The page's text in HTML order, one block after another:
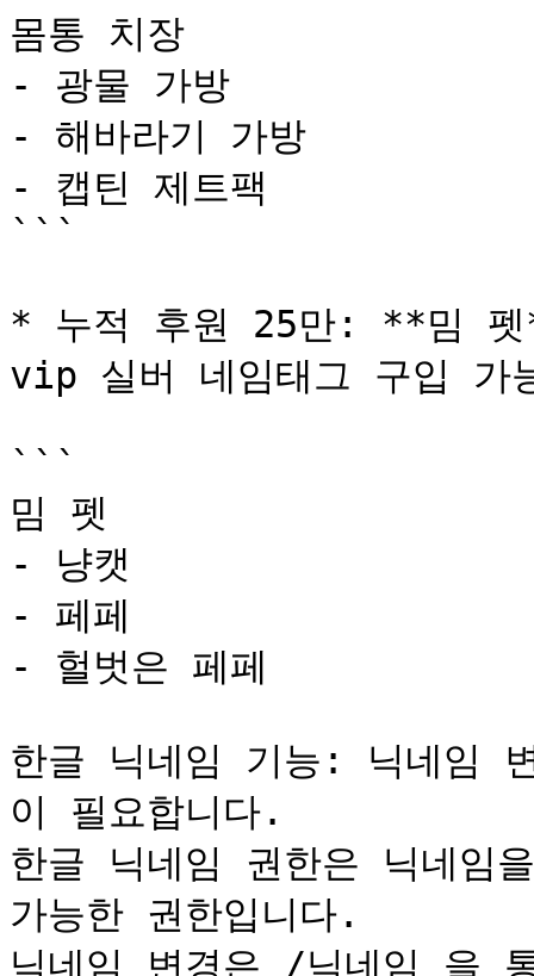
몸통 치장
- 광물 가방
- 해바라기 가방
- 캡틴 제트팩
```
* 누적 후원 25만: **밈
vip 실버 네임태그 구입 가
```
밈 펫
- 냥캣
- 페페
- 헐벗은 페페
한글 닉네임 기능: 닉네임
이 필요합니다.
한글 닉네임 권한은 닉네임
가능한 권한입니다.
닉네임 변경은 /닉네임 을